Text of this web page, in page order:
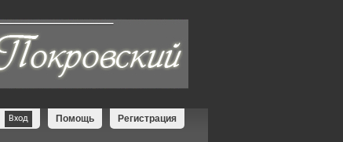
Регистрация
Помощь